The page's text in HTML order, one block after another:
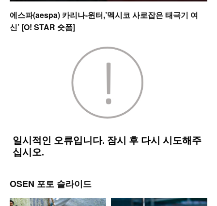
에스파(aespa) 카리나-윈터,’멕시코 사로잡은 태극기 여
신’ [O! STAR 숏폼]
OSEN 포토 슬라이드